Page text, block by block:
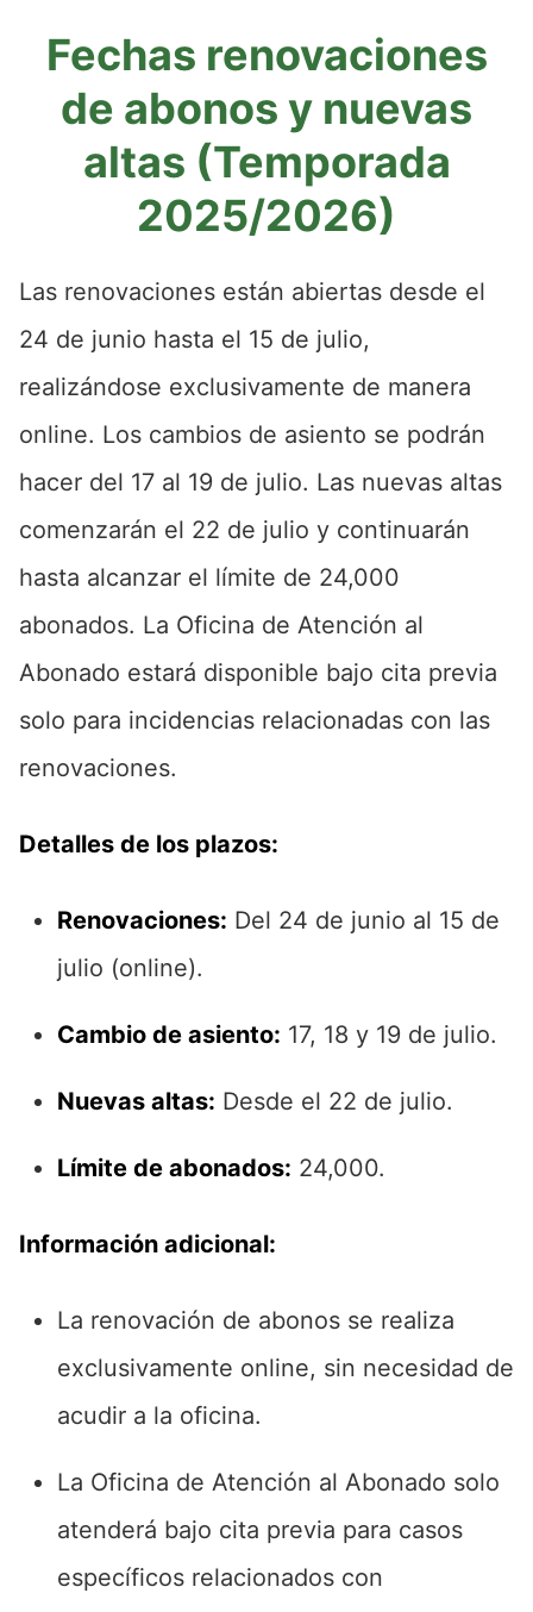
Fechas renovaciones
de abonos y nuevas
altas (Temporada
2025/2026)
Las renovaciones están abiertas desde el
24 de junio hasta el 15 de julio,
realizándose exclusivamente de manera
online. Los cambios de asiento se podrán
hacer del 17 al 19 de julio. Las nuevas altas
comenzarán el 22 de julio y continuarán
hasta alcanzar el límite de 24,000
abonados. La Oficina de Atención al
Abonado estará disponible bajo cita previa
solo para incidencias relacionadas con las
renovaciones.
Detalles de los plazos:
Renovaciones: Del 24 de junio al 15 de
julio (online).
Cambio de asiento: 17, 18 y 19 de julio.
Nuevas altas: Desde el 22 de julio.
Límite de abonados: 24,000.
Información adicional:
La renovación de abonos se realiza
exclusivamente online, sin necesidad de
acudir a la oficina.
La Oficina de Atención al Abonado solo
atenderá bajo cita previa para casos
específicos relacionados con